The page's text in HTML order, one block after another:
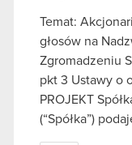
Temat:
głosów na
Zgromadzeniu
pkt 3 Ustawy o
PROJEKT
(“Spółka”)